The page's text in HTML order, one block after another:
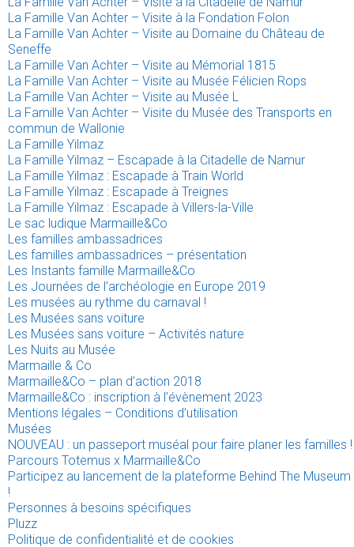
La Famille Van Achter – Visite à la Fondation Folon
La Famille Van Achter – Visite au Domaine du Château de
Seneffe
La Famille Van Achter – Visite au Mémorial 1815
La Famille Van Achter – Visite au Musée Félicien Rops
La Famille Van Achter – Visite au Musée L
La Famille Van Achter – Visite du Musée des Transports en
commun de Wallonie
La Famille Yilmaz
La Famille Yilmaz – Escapade à la Citadelle de Namur
La Famille Yilmaz : Escapade à Train World
La Famille Yilmaz : Escapade à Treignes
La Famille Yilmaz : Escapade à Villers-la-Ville
Le sac ludique Marmaille&Co
Les familles ambassadrices
Les familles ambassadrices – présentation
Les Instants famille Marmaille&Co
Les Journées de l’archéologie en Europe 2019
Les musées au rythme du carnaval !
Les Musées sans voiture
Les Musées sans voiture – Activités nature
Les Nuits au Musée
Marmaille & Co
Marmaille&Co – plan d’action 2018
Marmaille&Co : inscription à l’évènement 2023
Mentions légales – Conditions d’utilisation
Musées
NOUVEAU : un passeport muséal pour faire planer les familles !
Parcours Totemus x Marmaille&Co
Participez au lancement de la plateforme Behind The Museum
!
Personnes à besoins spécifiques
Pluzz
Politique de confidentialité et de cookies